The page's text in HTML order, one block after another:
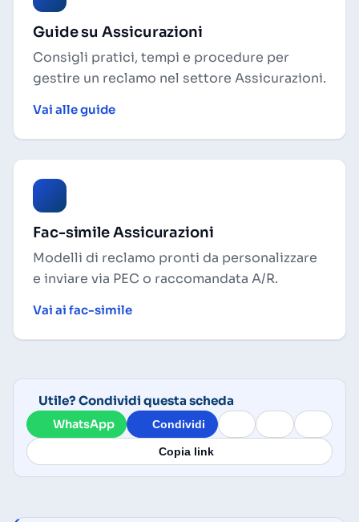
Guide su Assicurazioni
Consigli pratici, tempi e procedure per
gestire un reclamo nel settore Assicurazioni.
Vai alle guide
Fac-simile Assicurazioni
Modelli di reclamo pronti da personalizzare
e inviare via PEC o raccomandata A/R.
Vai ai fac-simile
Utile? Condividi questa scheda
WhatsApp Condividi
Copia link